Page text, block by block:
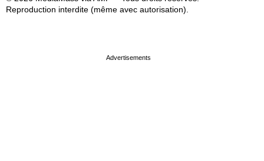
Reproduction interdite (même avec autorisation).